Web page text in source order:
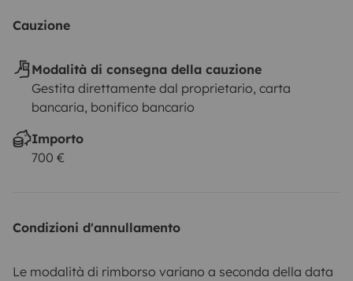
Cauzione
Modalità di consegna della cauzione
Gestita direttamente dal proprietario, carta
bancaria, bonifico bancario
Importo
700 €
Condizioni d'annullamento
Le modalità di rimborso variano a seconda della data